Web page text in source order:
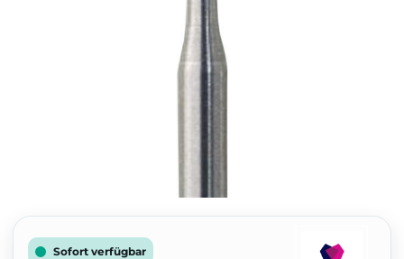
Sofort verfügbar